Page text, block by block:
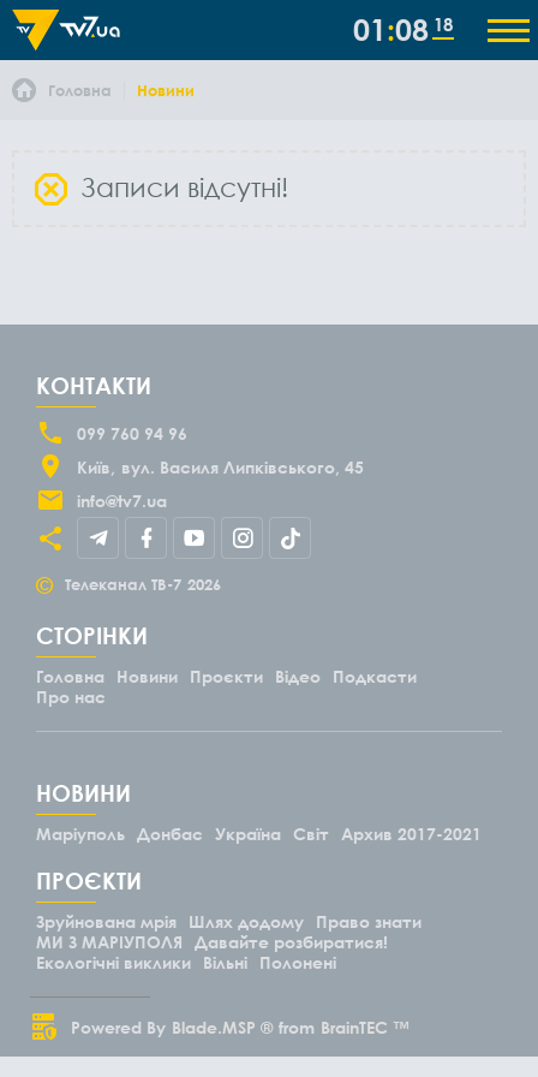
01 08 18
Головна Новини
Записи відсутні!
КОНТАКТИ
099 760 94 96
Київ
вул. Василя Липківського, 45
info@tv7.ua
© Телеканал ТВ-7 2026
СТОРІНКИ
Головна Новини Проєкти Відео
Подкасти
Про нас
НОВИНИ
Маріуполь Донбас Україна Світ Архив 2017-2021
ПРОЄКТИ
Зруйнована мрія Шлях додому
Право знати
МИ З МАРІУПОЛЯ
Давайте розбиратися!
Екологічні виклики
Вільні Полонені
Powered By Blade.MSP ® from BrainTEC ™